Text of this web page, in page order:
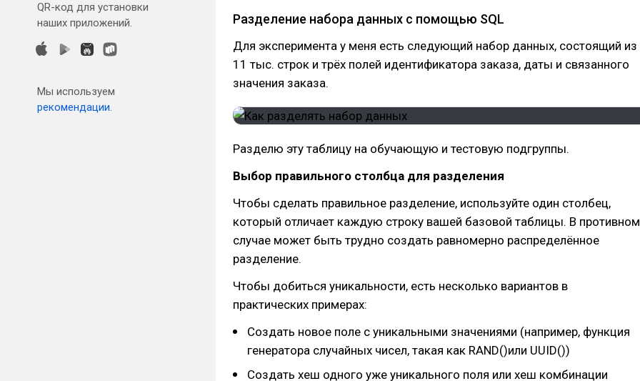
QR-код для установки
наших приложений.
Мы используем
рекомендации.
Разделение набора данных с помощью SQL
Для эксперимента у меня есть следующий набор данных, состоящий из
11 тыс. строк и трёх полей идентификатора заказа, даты и связанного
значения заказа.
Разделю эту таблицу на обучающую и тестовую подгруппы.
Выбор правильного столбца для разделения
Чтобы сделать правильное разделение, используйте один столбец,
который отличает каждую строку вашей базовой таблицы. В противном
случае может быть трудно создать равномерно распределённое
разделение.
Чтобы добиться уникальности, есть несколько вариантов в
практических примерах:
Создать новое поле с уникальными значениями (например, функция
генератора случайных чисел, такая как RAND()или UUID())
Создать хеш одного уже уникального поля или хеш комбинации